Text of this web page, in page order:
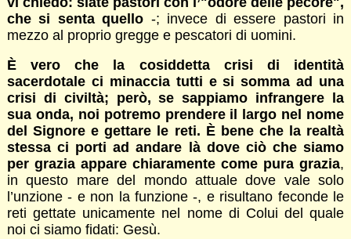
che si senta quello -; invece di essere pastori in
mezzo al proprio gregge e pescatori di uomini.
È vero che la cosiddetta crisi di identità
sacerdotale ci minaccia tutti e si somma ad una
crisi di civiltà; però, se sappiamo infrangere la
sua onda, noi potremo prendere il largo nel nome
del Signore e gettare le reti. È bene che la realtà
stessa ci porti ad andare là dove ciò che siamo
per grazia appare chiaramente come pura grazia,
in questo mare del mondo attuale dove vale solo
l’unzione - e non la funzione -, e risultano feconde le
reti gettate unicamente nel nome di Colui del quale
noi ci siamo fidati: Gesù.